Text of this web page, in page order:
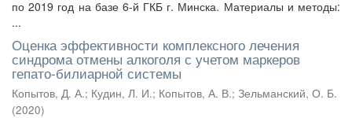
по 2019 год на базе 6-й ГКБ г. Минска. Материалы и методы:
...
Оценка эффективности комплексного лечения
синдрома отмены алкоголя с учетом маркеров
гепато-билиарной системы
Копытов, Д. А.; Кудин, Л. И.; Копытов, А. В.; Зельманский, О. Б.
(2020)